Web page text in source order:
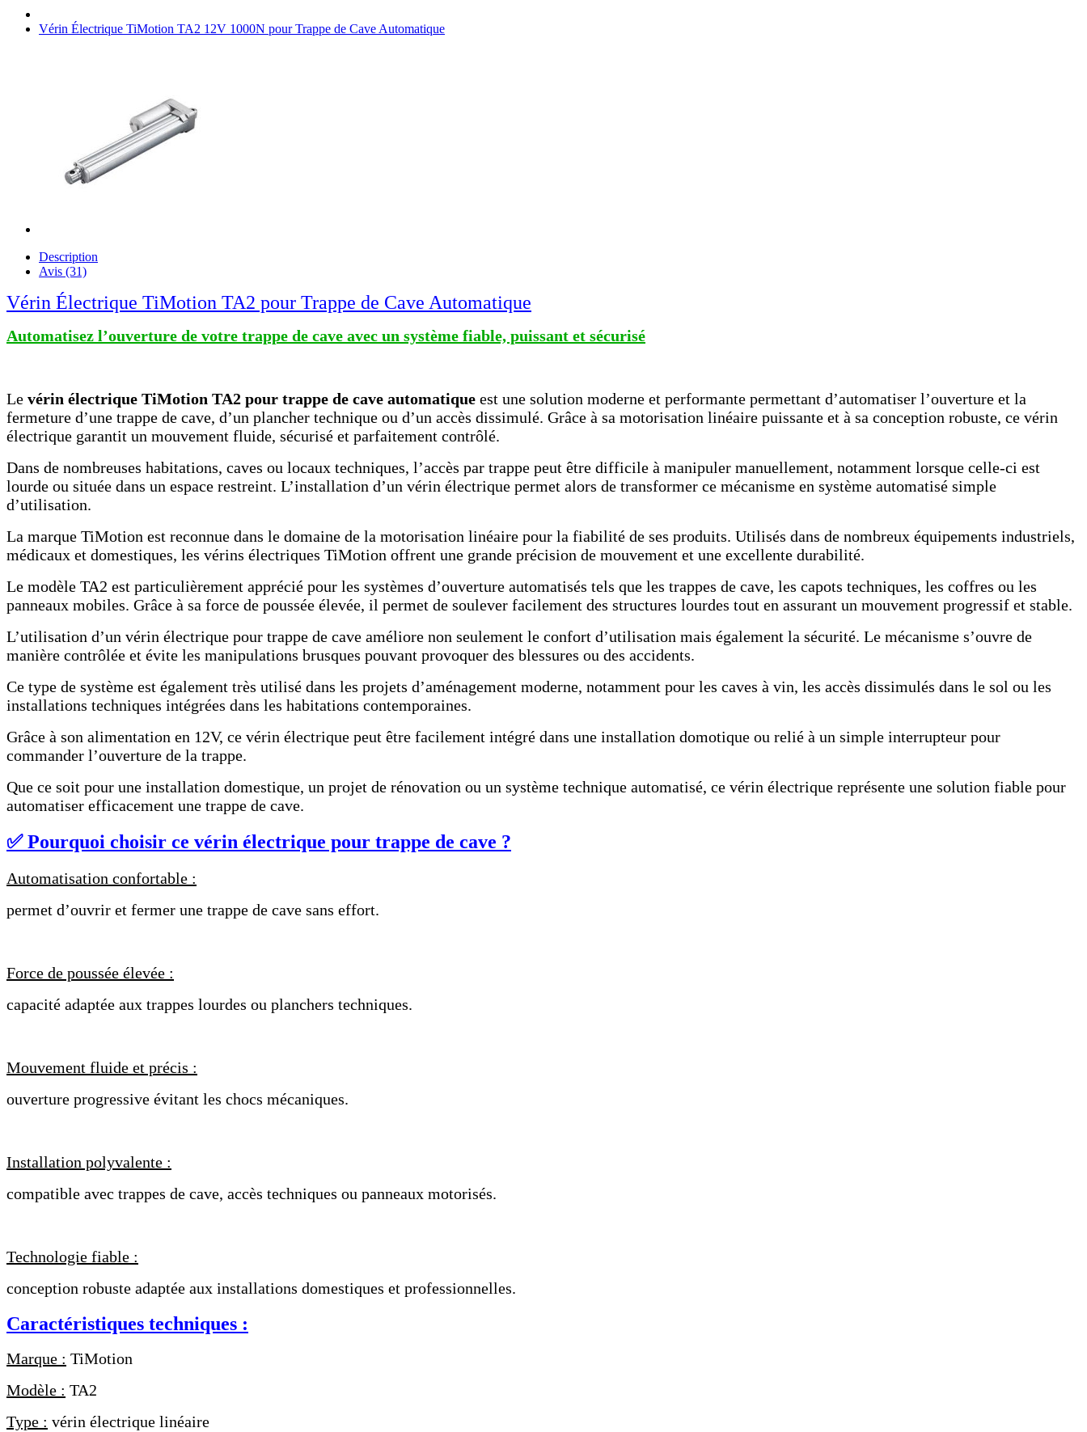
Vérin Électrique TiMotion TA2 12V 1000N pour Trappe de Cave Automatique
Description
Avis (31)
Vérin Électrique TiMotion TA2 pour Trappe de Cave Automatique
Automatisez l’ouverture de votre trappe de cave avec un système fiable, puissant et sécurisé
Le vérin électrique TiMotion TA2 pour trappe de cave automatique est une solution moderne et performante permettant d’automatiser l’ouverture et la
fermeture d’une trappe de cave, d’un plancher technique ou d’un accès dissimulé. Grâce à sa motorisation linéaire puissante et à sa conception robuste, ce vérin
électrique garantit un mouvement fluide, sécurisé et parfaitement contrôlé.
Dans de nombreuses habitations, caves ou locaux techniques, l’accès par trappe peut être difficile à manipuler manuellement, notamment lorsque celle-ci est
lourde ou située dans un espace restreint. L’installation d’un vérin électrique permet alors de transformer ce mécanisme en système automatisé simple
d’utilisation.
La marque TiMotion est reconnue dans le domaine de la motorisation linéaire pour la fiabilité de ses produits. Utilisés dans de nombreux équipements industriels,
médicaux et domestiques, les vérins électriques TiMotion offrent une grande précision de mouvement et une excellente durabilité.
Le modèle TA2 est particulièrement apprécié pour les systèmes d’ouverture automatisés tels que les trappes de cave, les capots techniques, les coffres ou les
panneaux mobiles. Grâce à sa force de poussée élevée, il permet de soulever facilement des structures lourdes tout en assurant un mouvement progressif et stable.
L’utilisation d’un vérin électrique pour trappe de cave améliore non seulement le confort d’utilisation mais également la sécurité. Le mécanisme s’ouvre de
manière contrôlée et évite les manipulations brusques pouvant provoquer des blessures ou des accidents.
Ce type de système est également très utilisé dans les projets d’aménagement moderne, notamment pour les caves à vin, les accès dissimulés dans le sol ou les
installations techniques intégrées dans les habitations contemporaines.
Grâce à son alimentation en 12V, ce vérin électrique peut être facilement intégré dans une installation domotique ou relié à un simple interrupteur pour
commander l’ouverture de la trappe.
Que ce soit pour une installation domestique, un projet de rénovation ou un système technique automatisé, ce vérin électrique représente une solution fiable pour
automatiser efficacement une trappe de cave.
✅ Pourquoi choisir ce vérin électrique pour trappe de cave ?
Automatisation confortable :
permet d’ouvrir et fermer une trappe de cave sans effort.
Force de poussée élevée :
capacité adaptée aux trappes lourdes ou planchers techniques.
Mouvement fluide et précis :
ouverture progressive évitant les chocs mécaniques.
Installation polyvalente :
compatible avec trappes de cave, accès techniques ou panneaux motorisés.
Technologie fiable :
conception robuste adaptée aux installations domestiques et professionnelles.
Caractéristiques techniques :
Marque : TiMotion
Modèle : TA2
Type : vérin électrique linéaire